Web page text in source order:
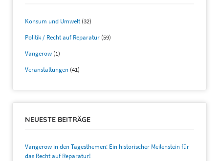
Konsum und Umwelt(32)
Politik / Recht auf Reparatur (59)
Vangerow (1)
Veranstaltungen (41)
NEUESTE BEITRÄGE
Vangerow in den Tagesthemen: Ein historischer Meilenstein für
das Recht auf Reparatur!